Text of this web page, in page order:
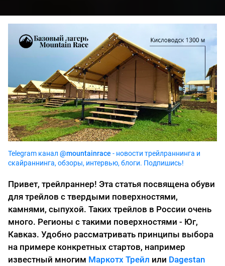
Telegram канал @mountainrace - новости трейлраннинга и
скайраннинга, обзоры, интервью, блоги. Подпишись!
Привет, трейлраннер! Эта статья посвящена обуви
для трейлов с твердыми поверхностями,
камнями, сыпухой. Таких трейлов в России очень
много. Регионы с такими поверхностями - Юг,
Кавказ. Удобно рассматривать принципы выбора
на примере конкретных стартов, например
известный многим Маркотх Трейл или Dagestan